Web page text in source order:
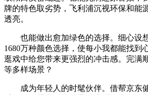
牌的特色取劣势，飞利浦沉视环保和能
透亮。
也能做出愈加绿色的选择。细心设
1680万种颜色选择，使每小我都能找到
逛戏中给您带来更强烈的冲击感。完满
等多样场景？
成为年轻人的时髦伙伴。借帮京东